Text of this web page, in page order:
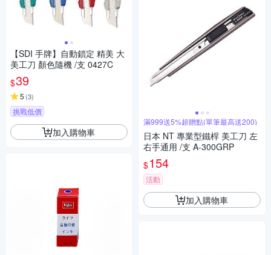
【SDI 手牌】自動鎖定 精美 大
美工刀 顏色隨機 /支 0427C
$39
5 (3)
挑戰低價
加入購物車
滿999送5%超贈點(單筆最高送200)
日本 NT 專業型鐵桿 美工刀 左
右手通用 /支 A-300GRP
$154
活動
加入購物車